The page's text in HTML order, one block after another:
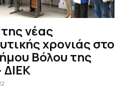
νέας
χρονιάς στο
Βόλου της